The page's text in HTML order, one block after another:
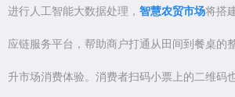
进行人工智能大数据处理， 智慧农贸市场将搭
应链服务平台，帮助商户打通从田间到餐桌的
升市场消费体验。消费者扫码小票上的二维码